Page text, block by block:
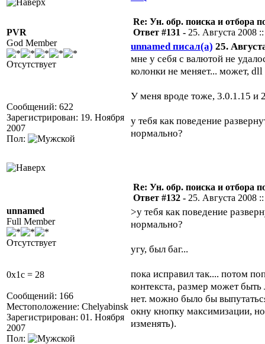
PVR
God Member
Отсутствует
Сообщений: 622
Зарегистрирован: 19. Ноября
2007
Пол:
Re: Ун. обр. поиска и отбора
Ответ #131 - 25. Августа 2008
unnamed писал(а) 25.
мне у себя с валютой не
колонки не меняет... может,
У меня вроде тоже, 3.0.1.15 и
у тебя как поведение
нормально?
unnamed
Full Member
Отсутствует
0x1c = 28
Сообщений: 166
Местоположение: Chelyabinsk
Зарегистрирован: 01. Ноября
2007
Пол:
Re: Ун. обр. поиска и отбора
Ответ #132 - 25. Августа 2008
>у тебя как поведение
нормально?
угу, был баг...
пока исправил так.... потом
контекста, размер может
нет. можно было бы
окну кнопку максимизации,
изменять).